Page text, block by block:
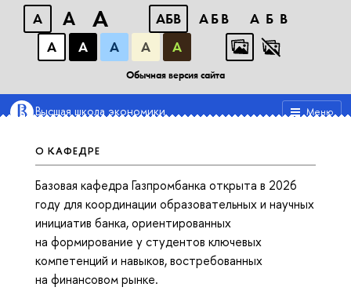
A A A АБB АБB
АБB
А
А А А А
Обычная версия сайта
Меню
Высшая школа экономики
Базовая кафедра Газпромбанка
О КАФЕДРЕ
Базовая кафедра Газпромбанка открыта в 2026
году для координации образовательных и научных
инициатив банка, ориентированных
на формирование у студентов ключевых
компетенций и навыков, востребованных
на финансовом рынке.